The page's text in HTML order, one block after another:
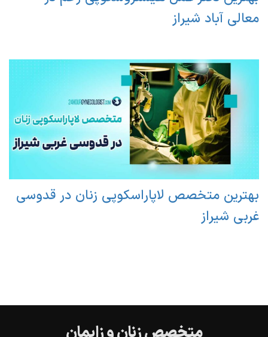
معالی آباد شیراز
بهترین متخصص لاپاراسکوپی زنان در قدوسی
غربی شیراز